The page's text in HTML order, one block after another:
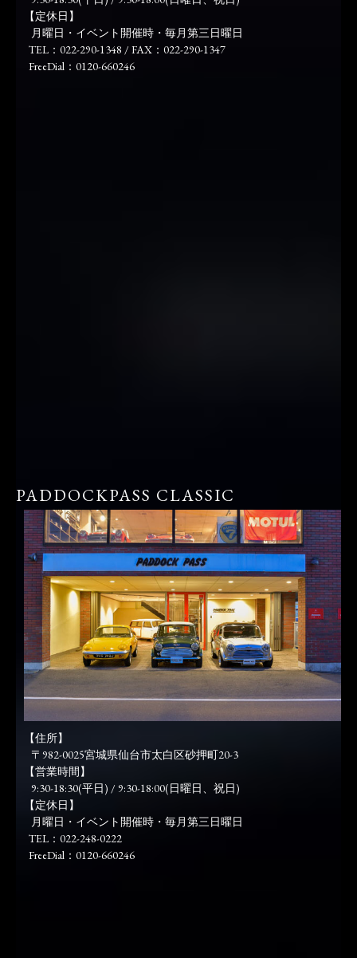
【定休日】
月曜日・イベント開催時・毎月第三日曜日
TEL：022-290-1348 / FAX：022-290-1347
FreeDial：0120-660246
PADDOCKPASS CLASSIC
【住所】
〒982-0025宮城県仙台市太白区砂押町20-3
【営業時間】
9:30-18:30(平日) / 9:30-18:00(日曜日、祝日)
【定休日】
月曜日・イベント開催時・毎月第三日曜日
TEL：022-248-0222
FreeDial：0120-660246